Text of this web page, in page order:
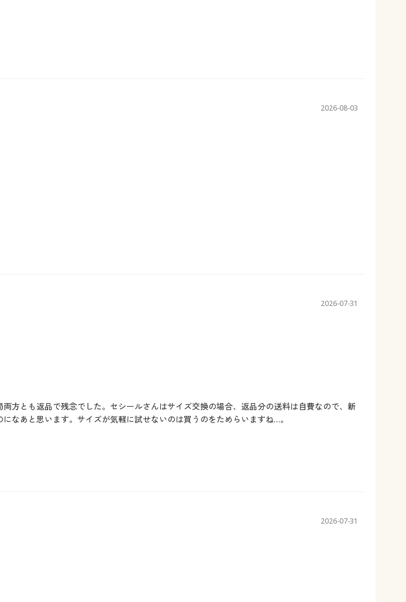
2026-08-03
2026-07-31
とも返品で残念でした。セシールさんはサイズ交換の場合、返品分の送料は自費なので、新
なあと思います。サイズが気軽に試せないのは買うのをためらいますね…。
2026-07-31